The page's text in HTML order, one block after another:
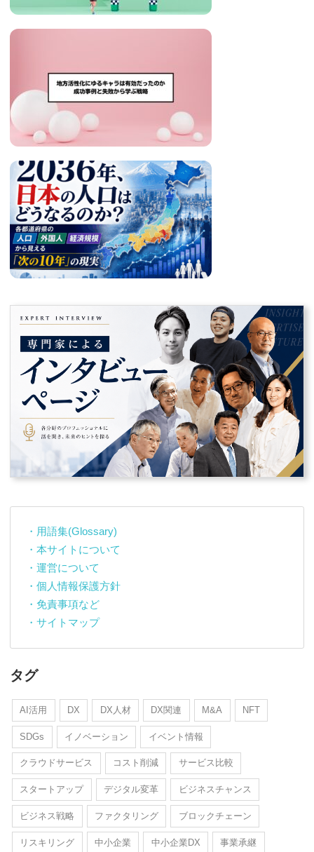
・用語集(Glossary)
・本サイトについて
・運営について
・個人情報保護方針
・免責事項など
・サイトマップ
タグ
AI活用 DX DX人材 DX関連 M&A NFT
SDGs イノベーション イベント情報
クラウドサービス コスト削減 サービス比較
スタートアップ デジタル変革 ビジネスチャンス
ビジネス戦略 ファクタリング ブロックチェーン
リスキリング 中小企業 中小企業DX 事業承継